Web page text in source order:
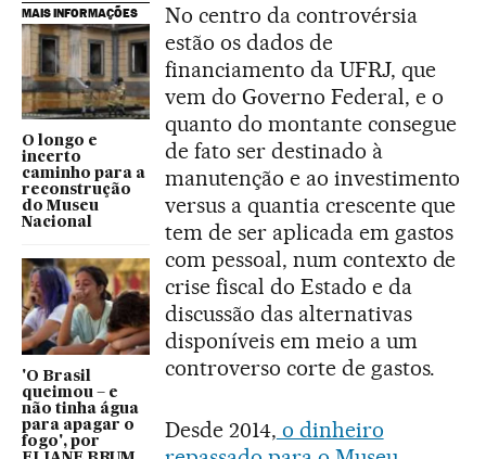
MAIS INFORMAÇÕES
O longo e
incerto
caminho para a
reconstrução
do Museu
Nacional
'O Brasil
queimou – e
não tinha água
para apagar o
fogo', por
No centro da controvérsia
estão os dados de
financiamento da UFRJ, que
vem do Governo Federal, e o
quanto do montante consegue
de fato ser destinado à
manutenção e ao investimento
versus a quantia crescente que
tem de ser aplicada em gastos
com pessoal, num contexto de
crise fiscal do Estado e da
discussão das alternativas
disponíveis em meio a um
controverso corte de gastos.
Desde 2014, o dinheiro